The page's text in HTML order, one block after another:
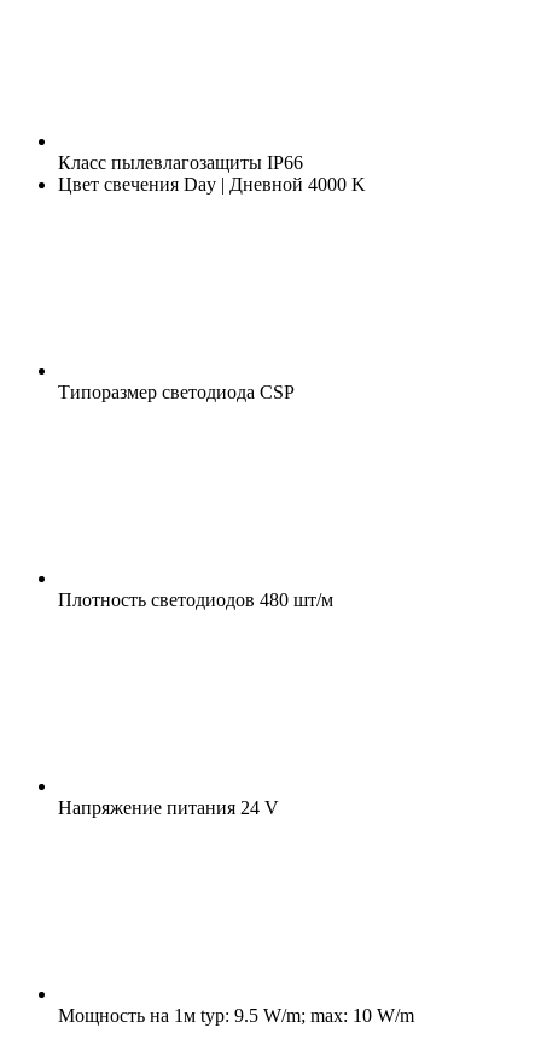
Класс пылевлагозащиты IP66
Цвет свечения Day | Дневной 4000 K
Типоразмер светодиода CSP
Плотность светодиодов 480 шт/м
Напряжение питания 24 V
Мощность на 1м typ: 9.5 W/m; max: 10 W/m